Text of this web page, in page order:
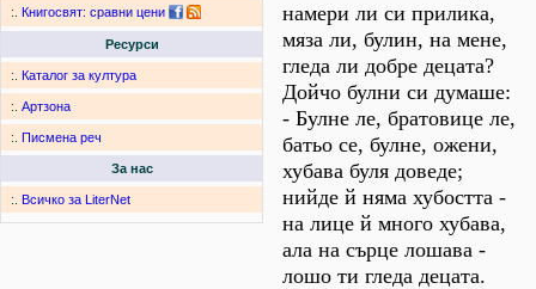
:. Книгосвят: сравни цени
Ресурси
:. Каталог за култура
:. Артзона
:. Писмена реч
За нас
:. Всичко за LiterNet
намери ли си прилика,
мяза ли, булин, на мене,
гледа ли добре децата?
Дойчо булни си думаше:
- Булне ле, братовице ле,
батьо се, булне, ожени,
хубава буля доведе;
нийде й няма хубостта -
на лице й много хубава,
ала на сърце лошава -
лошо ти гледа децата.